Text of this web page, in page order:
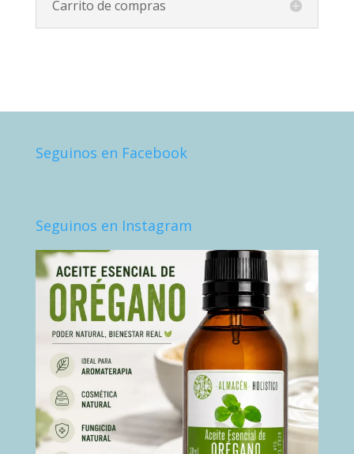
Carrito de compras
Seguinos en Facebook
Seguinos en Instagram